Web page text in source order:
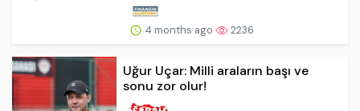
4 months ago 2236
Uğur Uçar: Milli araların başı ve
sonu zor olur!